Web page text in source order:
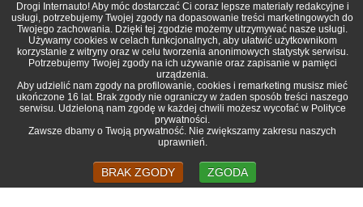
Drogi Internauto! Aby móc dostarczać Ci coraz lepsze materiały redakcyjne i
usługi, potrzebujemy Twojej zgody na dopasowanie treści marketingowych do
Twojego zachowania. Dzięki tej zgodzie możemy utrzymywać nasze usługi.
Używamy cookies w celach funkcjonalnych, aby ułatwić użytkownikom
korzystanie z witryny oraz w celu tworzenia anonimowych statystyk serwisu.
Potrzebujemy Twojej zgody na ich używanie oraz zapisanie w pamięci
urządzenia.
Aby udzielić nam zgody na profilowanie, cookies i remarketing musisz mieć
ukończone 16 lat. Brak zgody nie ograniczy w żaden sposób treści naszego
serwisu. Udzieloną nam zgodę w każdej chwili możesz wycofać w Polityce
prywatności.
Zawsze dbamy o Twoją prywatność. Nie zwiększamy zakresu naszych
uprawnień.
BRAK ZGODY ZGODA